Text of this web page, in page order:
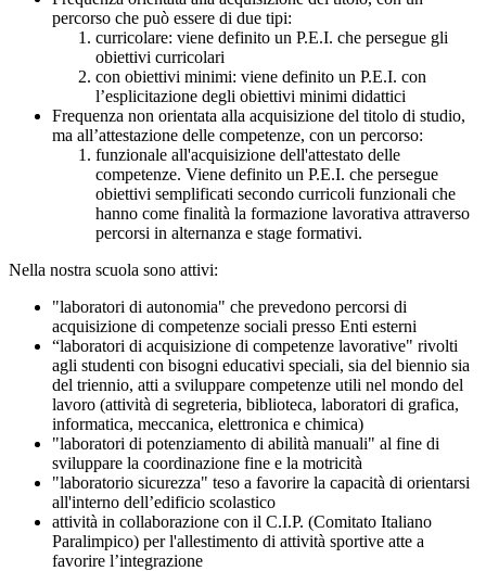
percorso che può essere di due tipi:
curricolare: viene definito un P.E.I. che persegue gli
obiettivi curricolari
con obiettivi minimi: viene definito un P.E.I. con
l’esplicitazione degli obiettivi minimi didattici
Frequenza non orientata alla acquisizione del titolo di studio,
ma all’attestazione delle competenze, con un percorso:
funzionale all'acquisizione dell'attestato delle
competenze. Viene definito un P.E.I. che persegue
obiettivi semplificati secondo curricoli funzionali che
hanno come finalità la formazione lavorativa attraverso
percorsi in alternanza e stage formativi.
Nella nostra scuola sono attivi:
"laboratori di autonomia" che prevedono percorsi di
acquisizione di competenze sociali presso Enti esterni
“laboratori di acquisizione di competenze lavorative" rivolti
agli studenti con bisogni educativi speciali, sia del biennio sia
del triennio, atti a sviluppare competenze utili nel mondo del
lavoro (attività di segreteria, biblioteca, laboratori di grafica,
informatica, meccanica, elettronica e chimica)
"laboratori di potenziamento di abilità manuali" al fine di
sviluppare la coordinazione fine e la motricità
"laboratorio sicurezza" teso a favorire la capacità di orientarsi
all'interno dell’edificio scolastico
attività in collaborazione con il C.I.P. (Comitato Italiano
Paralimpico) per l'allestimento di attività sportive atte a
favorire l’integrazione